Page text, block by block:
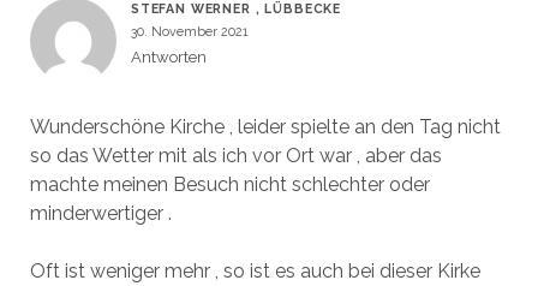
STEFAN WERNER , LÜBBECKE
30. November 2021
Antworten
Wunderschöne Kirche , leider spielte an den Tag nicht
so das Wetter mit als ich vor Ort war , aber das
machte meinen Besuch nicht schlechter oder
minderwertiger .
Oft ist weniger mehr , so ist es auch bei dieser Kirke